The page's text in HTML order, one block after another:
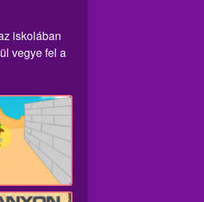
iskolában
vegye fel a